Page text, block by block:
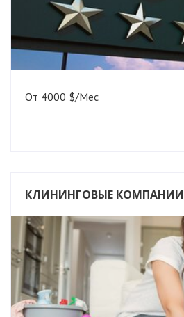
От 4000 $/Мес
КЛИНИНГОВЫЕ КОМПАНИИ